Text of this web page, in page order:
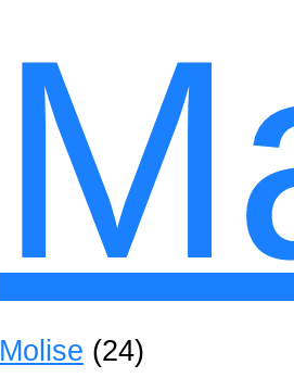
Molise (24)